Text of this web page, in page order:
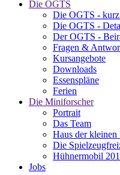
Die OGTS
Die OGTS -
Die OGTS -
Der OGTS -
Fragen &
Kursangebote
Downloads
Essenspläne
Ferien
Die Miniforscher
Portrait
Das Team
Haus der kleinen
Die
Hühnermobil
Jobs